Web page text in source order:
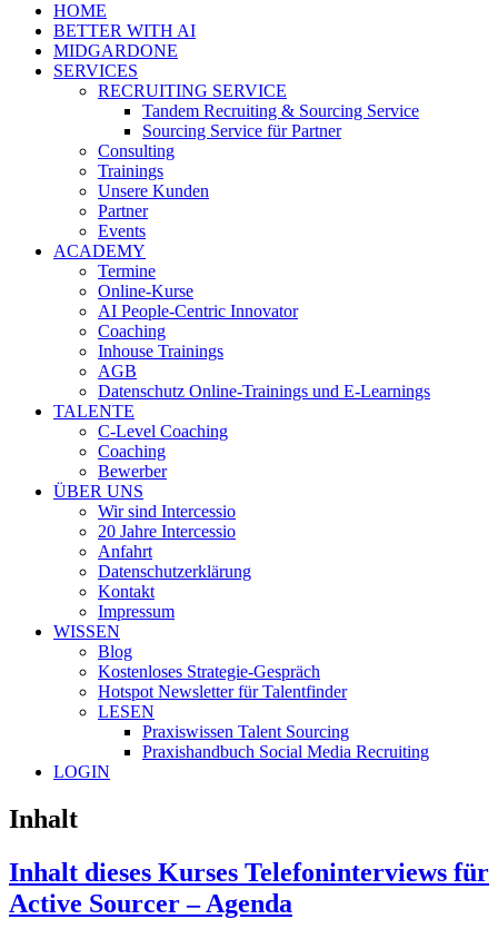
HOME
BETTER WITH AI
MIDGARDONE
SERVICES
RECRUITING SERVICE
Tandem Recruiting & Sourcing Service
Sourcing Service für Partner
Consulting
Trainings
Unsere Kunden
Partner
Events
ACADEMY
Termine
Online-Kurse
AI People-Centric Innovator
Coaching
Inhouse Trainings
AGB
Datenschutz Online-Trainings und E-Learnings
TALENTE
C-Level Coaching
Coaching
Bewerber
ÜBER UNS
Wir sind Intercessio
20 Jahre Intercessio
Anfahrt
Datenschutzerklärung
Kontakt
Impressum
WISSEN
Blog
Kostenloses Strategie-Gespräch
Hotspot Newsletter für Talentfinder
LESEN
Praxiswissen Talent Sourcing
Praxishandbuch Social Media Recruiting
LOGIN
Inhalt
Inhalt dieses Kurses Telefoninterviews für
Active Sourcer – Agenda